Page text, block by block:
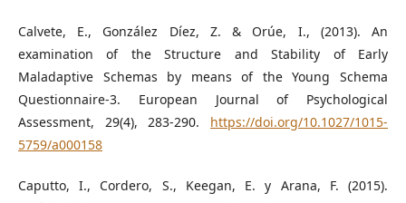
Calvete, E., González Díez, Z. & Orúe, I., (2013). An
examination of the Structure and Stability of Early
Maladaptive Schemas by means of the Young Schema
Questionnaire-3. European Journal of Psychological
Assessment, 29(4), 283-290. https://doi.org/10.1027/1015-
5759/a000158
Caputto, I., Cordero, S., Keegan, E. y Arana, F. (2015).